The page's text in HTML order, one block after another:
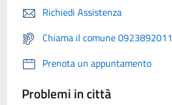
Richiedi Assistenza
Chiama il comune 0923892011
Prenota un appuntamento
Problemi in città